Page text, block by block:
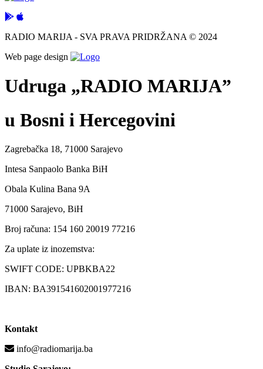
RADIO MARIJA - SVA PRAVA PRIDRŽANA © 2024
Web page design
Udruga „RADIO MARIJA”
u Bosni i Hercegovini
Zagrebačka 18, 71000 Sarajevo
Intesa Sanpaolo Banka BiH
Obala Kulina Bana 9A
71000 Sarajevo, BiH
Broj računa: 154 160 20019 77216
Za uplate iz inozemstva:
SWIFT CODE: UPBKBA22
IBAN: BA391541602001977216
Kontakt
info@radiomarija.ba